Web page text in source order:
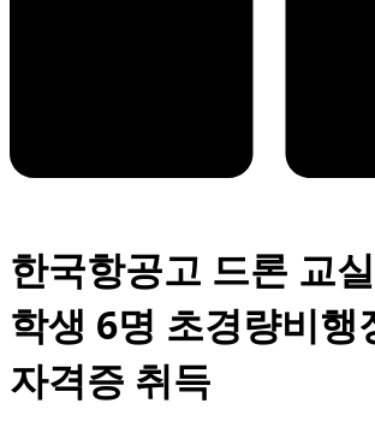
한국항공고 드론 교
학생 6명 초경량비행
자격증 취득